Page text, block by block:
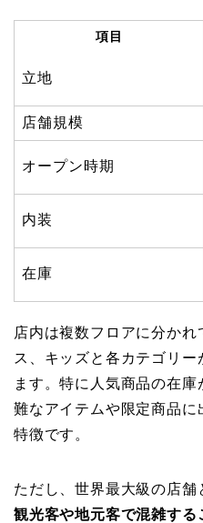
項目
立地
店舗規模
オープン時期
内装
在庫
店内は複数フロアに分か
ス、キッズと各カテゴリ
ます。特に人気商品の在
難なアイテムや限定商品
特徴です。
ただし、世界最大級の店舗
観光客や地元客で混雑する